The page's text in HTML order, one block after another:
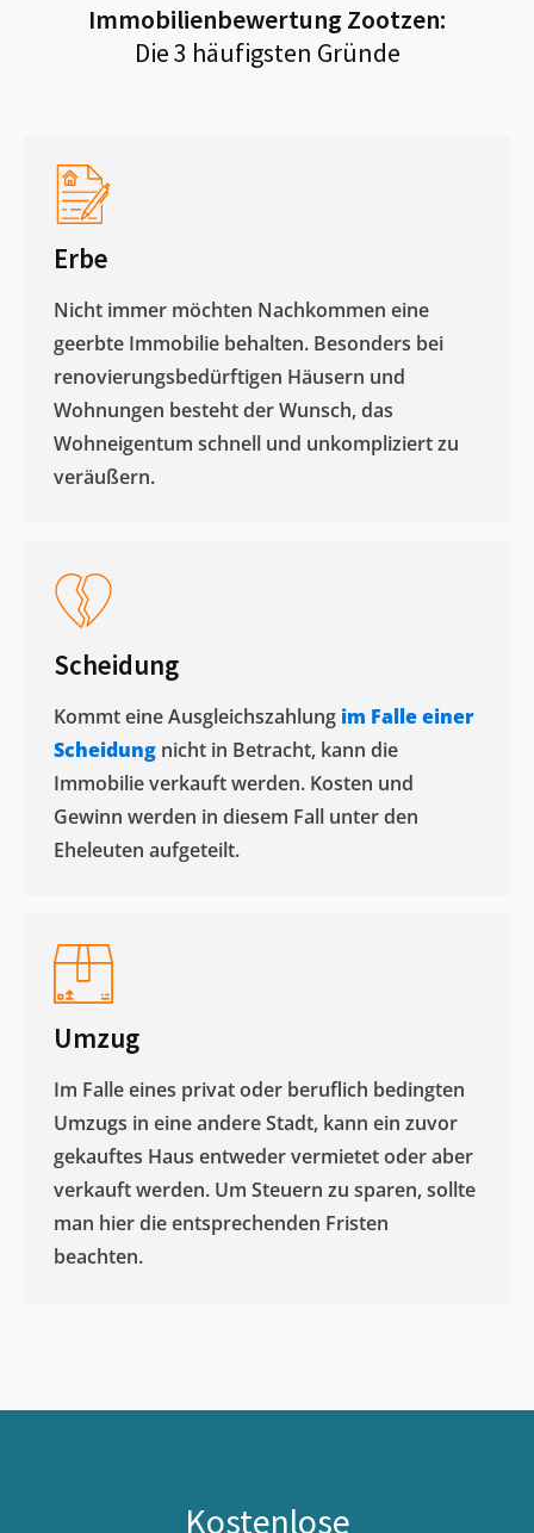
Immobilienbewertung Zootzen:
Die 3 häufigsten Gründe
Erbe
Nicht immer möchten Nachkommen eine
geerbte Immobilie behalten. Besonders bei
renovierungsbedürftigen Häusern und
Wohnungen besteht der Wunsch, das
Wohneigentum schnell und unkompliziert zu
veräußern. ​
Scheidung
Kommt eine Ausgleichszahlung im Falle einer
Scheidung nicht in Betracht, kann die
Immobilie verkauft werden. Kosten und
Gewinn werden in diesem Fall unter den
Eheleuten aufgeteilt.​
Umzug
Im Falle eines privat oder beruflich bedingten
Umzugs in eine andere Stadt, kann ein zuvor
gekauftes Haus entweder vermietet oder aber
verkauft werden. Um Steuern zu sparen, sollte
man hier die entsprechenden Fristen
beachten.
Kostenlose